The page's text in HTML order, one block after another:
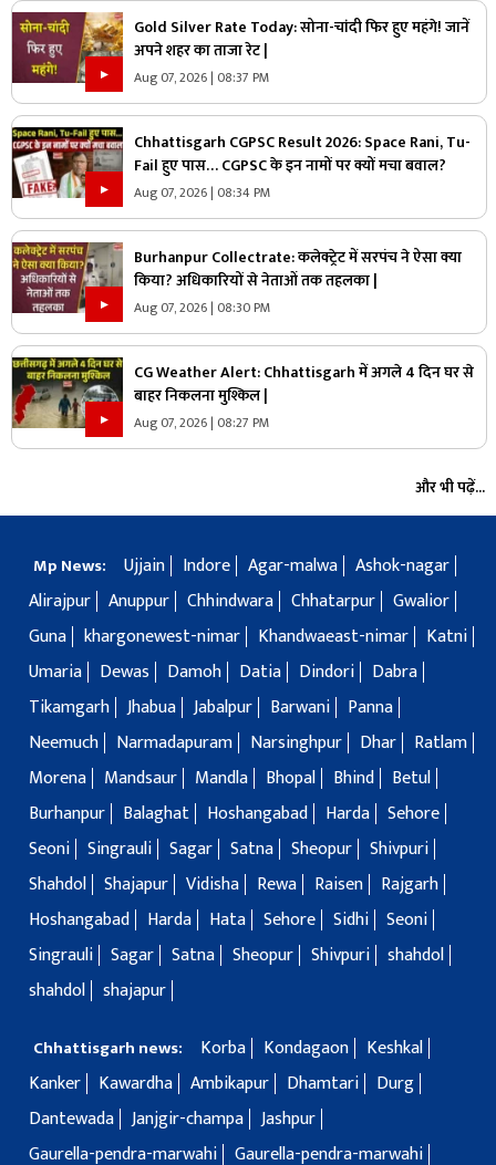
Gold Silver Rate Today: सोना-चांदी फिर हुए महंगे! जानें
अपने शहर का ताजा रेट |
Aug 07, 2026 | 08:37 PM
Chhattisgarh CGPSC Result 2026: Space Rani, Tu-
Fail हुए पास… CGPSC के इन नामों पर क्यों मचा बवाल?
Aug 07, 2026 | 08:34 PM
Burhanpur Collectrate: कलेक्ट्रेट में सरपंच ने ऐसा क्या
किया? अधिकारियों से नेताओं तक तहलका |
Aug 07, 2026 | 08:30 PM
CG Weather Alert: Chhattisgarh में अगले 4 दिन घर से
बाहर निकलना मुश्किल |
Aug 07, 2026 | 08:27 PM
और भी पढ़ें...
Mp News: Ujjain Indore Agar-malwa Ashok-nagar
Alirajpur Anuppur Chhindwara Chhatarpur Gwalior
Guna khargonewest-nimar Khandwaeast-nimar
Katni
Umaria
Dewas Damoh Datia Dindori
Dabra
Tikamgarh Jhabua Jabalpur Barwani
Panna
Neemuch
Narmadapuram Narsinghpur Dhar
Ratlam
Morena
Mandsaur Mandla Bhopal Bhind
Betul
Burhanpur
Balaghat Hoshangabad Harda Sehore
Seoni Singrauli Sagar Satna Sheopur Shivpuri
Shahdol Shajapur Vidisha Rewa Raisen
Rajgarh
Hoshangabad
Harda Hata Sehore Sidhi Seoni
Singrauli Sagar Satna Sheopur Shivpuri shahdol
shahdol shajapur
Chhattisgarh news: Korba Kondagaon
Keshkal
Kanker
Kawardha Ambikapur Dhamtari
Durg
Dantewada Janjgir-champa Jashpur
Gaurella-pendra-marwahi Gaurella-pendra-marwahi